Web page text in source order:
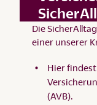
Die
einer unserer
Hier
(AVB)